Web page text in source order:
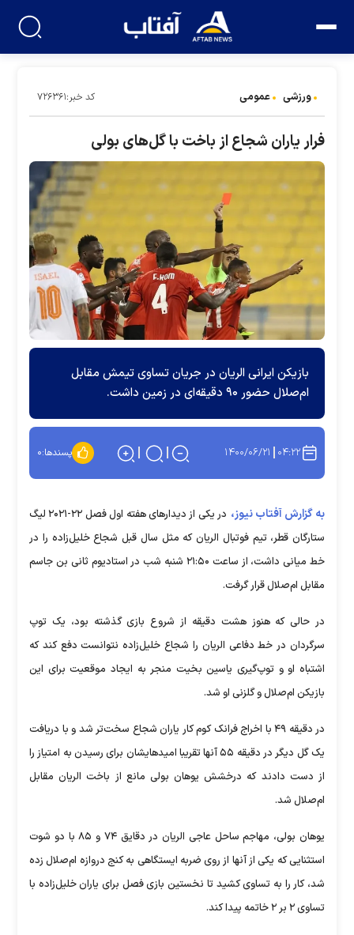
ورزشی عمومی کد خبر:۷۲۶۳۶۱
فرار یاران شجاع از باخت با گل‌های بولی
بازیکن ایرانی الریان در جریان تساوی تیمش مقابل
ام‌صلال حضور ۹۰ دقیقه‌ای در زمین داشت.
۰۴:۲۲ ۱۴۰۰/۰۶/۲۱ پسندها:۰
به گزارش آفتاب نیوز،
در یکی از دیدارهای هفته اول فصل ۲۲-۲۰۲۱ لیگ
ستارگان قطر، تیم فوتبال الریان که مثل سال قبل شجاع خلیل‌زاده را در
خط میانی داشت، از ساعت ۲۱:۵۰ شنبه شب در استادیوم ثانی بن جاسم
مقابل ام‌صلال قرار گرفت.
در حالی که هنوز هشت دقیقه از شروع بازی گذشته بود، یک توپ
سرگردان در خط دفاعی الریان را شجاع خلیل‌زاده نتوانست دفع کند که
اشتباه او و توپ‌گیری یاسین بخیت منجر به ایجاد موقعیت برای این
بازیکن ام‌صلال و گلزنی او شد.
در دقیقه ۴۹ با اخراج فرانک کوم کار یاران شجاع سخت‌تر شد و با دریافت
یک گل دیگر در دقیقه ۵۵ آنها تقریبا امیدهایشان برای رسیدن به امتیاز را
از دست دادند که درخشش یوهان بولی مانع از باخت الریان مقابل
ام‌صلال شد.
یوهان بولی، مهاجم ساحل عاجی الریان در دقایق ۷۴ و ۸۵ با دو شوت
استثنایی که یکی از آنها از روی ضربه ایستگاهی به کنج دروازه ام‌صلال زده
شد، کار را به تساوی کشید تا نخستین بازی فصل برای یاران خلیل‌زاده با
تساوی ۲ بر ۲ خاتمه پیدا کند.